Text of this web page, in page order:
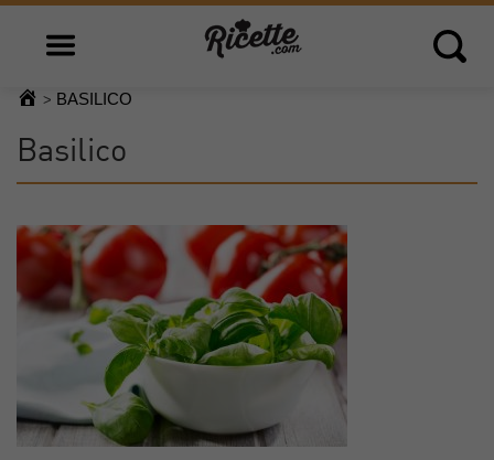
Open main menu Open
> BASILICO
Basilico